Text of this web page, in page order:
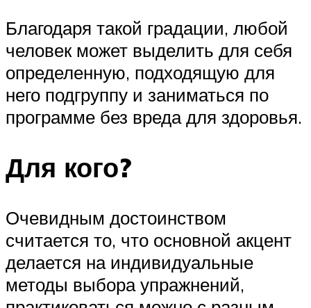
Благодаря такой градации, любой
человек может выделить для себя
определенную, подходящую для
него подгруппу и заниматься по
программе без вреда для здоровья.
Для кого?
Очевидным достоинством
считается то, что основной акцент
делается на индивидуальные
методы выбора упражнений,